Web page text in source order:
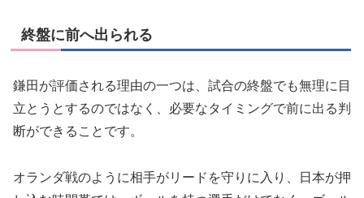
終盤に前へ出られる
鎌田が評価される理由の一つは、試合の終盤でも無理に目
立とうとするのではなく、必要なタイミングで前に出る判
断ができることです。
オランダ戦のように相手がリードを守りに入り、日本が押